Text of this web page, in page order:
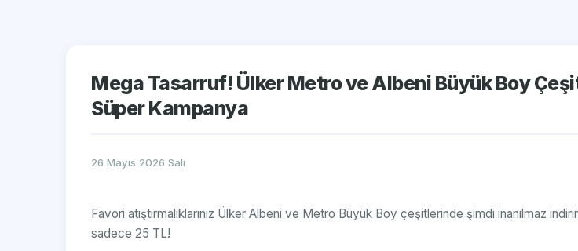
Mega Tasarruf! Ülker Metro ve Albeni Büyük Boy
Süper Kampanya
26 Mayıs 2026 Salı
Favori atıştırmalıklarınız Ülker Albeni ve Metro Büyük Boy çeşitlerinde şimdi inanılmaz
sadece 25 TL!